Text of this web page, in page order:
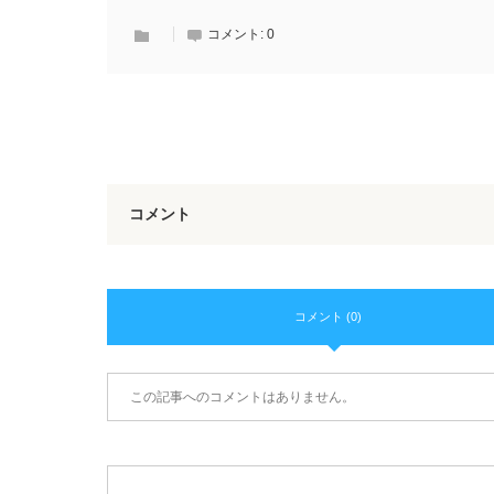
コメント: 0
コメント
コメント (0)
この記事へのコメントはありません。